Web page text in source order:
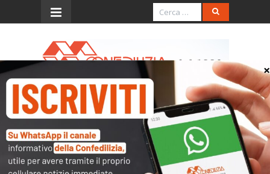
Menu
CASSAZIONE CIVILE 2009:
LOCAZIONE AD USO
ABITATIVO.